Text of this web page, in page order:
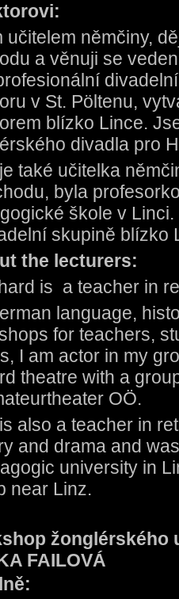
učitelem němčiny,
a věnuji se
v St. Pöltenu,
blízko Lince.
divadla pro
také učitelka
byla
škole v
skupině blízko
the lecturers:
is a teacher in
language,
for teachers,
I am actor in my
theatre with a
OÖ.
also a teacher in
and drama and
university in
near Linz.
žonglérského
FAILOVÁ